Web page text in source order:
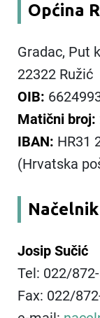
Općina
Gradac, Put
22322 Ružić
OIB:
Matični broj:
IBAN: HR31
(Hrvatska
Načelnik
Josip Sučić
Tel: 022/
Fax: 022/